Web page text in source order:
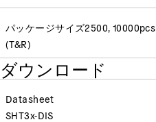
パッケージサイズ2500, 10000pcs
(T&R)
ダウンロード
Datasheet
SHT3x-DIS